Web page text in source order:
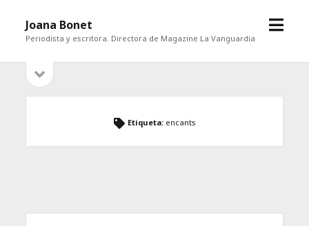
Joana Bonet
Periodista y escritora. Directora de Magazine La Vanguardia
abrir
Barra
lateral
barra
Etiqueta: encants